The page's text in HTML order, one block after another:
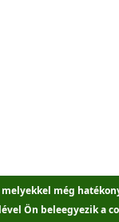
melyekkel még
Ön beleegyezik a